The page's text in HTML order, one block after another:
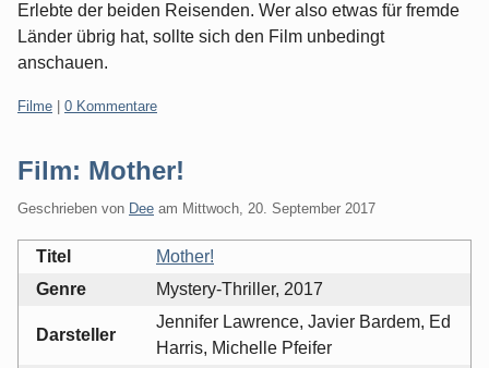
Erlebte der beiden Reisenden. Wer also etwas für fremde
Länder übrig hat, sollte sich den Film unbedingt
anschauen.
Kategorien:
Filme 0 Kommentare
Film: Mother!
Geschrieben von Dee am Mittwoch, 20. September 2017
Titel
Mother!
Genre
Mystery-Thriller, 2017
Darsteller
Jennifer Lawrence, Javier Bardem, Ed
Harris, Michelle Pfeifer